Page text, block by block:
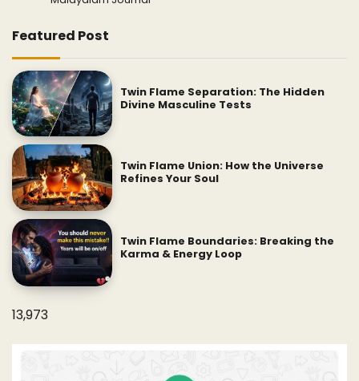
Featured Post
Twin Flame Separation: The Hidden
Divine Masculine Tests
Twin Flame Union: How the Universe
Refines Your Soul
Twin Flame Boundaries: Breaking the
Karma & Energy Loop
13,973